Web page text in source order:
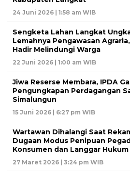
24 Juni 2026 | 1:58 am WIB
Sengketa Lahan Langkat
Lemahnya Pengawasan
Hadir Melindungi Warga
22 Juni 2026 | 1:00 am WIB
Jiwa Reserse Membara, IPDA
Pengungkapan Perdagangan
Simalungun
15 Juni 2026 | 6:27 pm WIB
Wartawan Dihalangi Saat
Dugaan Modus Penipuan
Konsumen dan Langgar Hukum
27 Maret 2026 | 3:24 pm WIB